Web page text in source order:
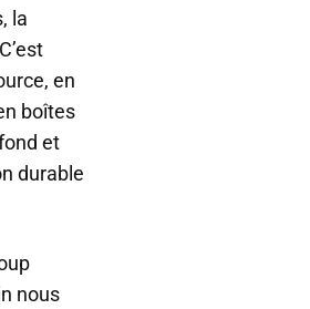
la
en
boîtes
et
durable
nous